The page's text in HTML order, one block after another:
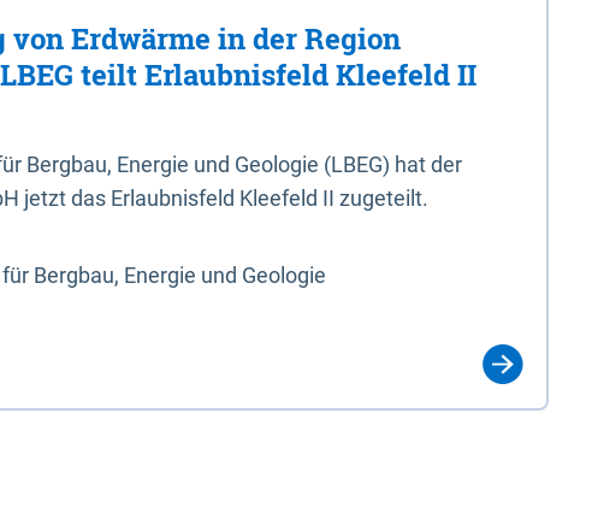
Erdwärme in der Region
teilt Erlaubnisfeld Kleefeld II
Bergbau, Energie und Geologie (LBEG) hat der
jetzt das Erlaubnisfeld Kleefeld II zugeteilt.
Bergbau, Energie und Geologie